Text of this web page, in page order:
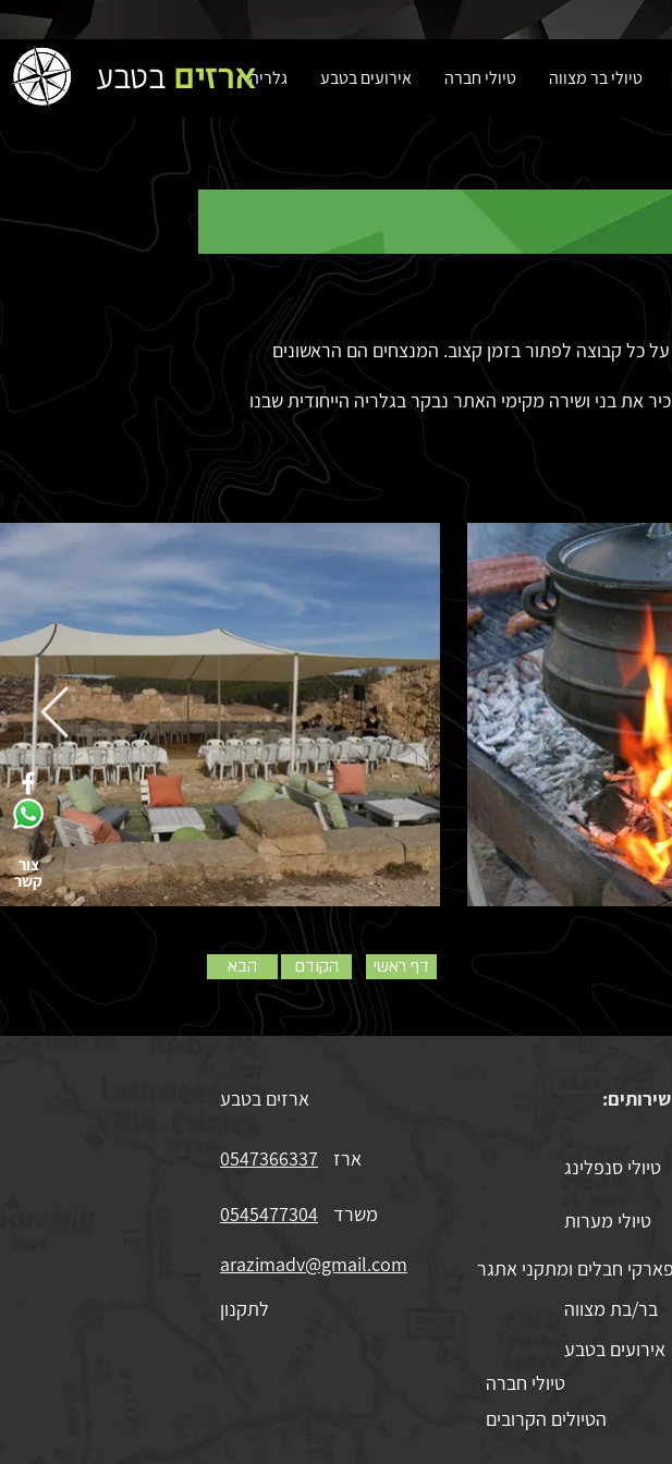
ארזיםבטבע טיולי בר מצווה טיולי חברה אירועים בטבע גלריה
צור
קשר
אשר על כל קבוצה לפתור בזמן קצוב. המנצחים הם הראשונים
את בני ושירה מקימי האתר נבקר בגלריה הייחודית שבנו
הבא הקודם דף ראשי
ארזים בטבע
0547366337
arazimadv@gmail.com
שירותים:
טיולי סנפלינג
טיולי מערות
פארקי חבלים ומתקני אתגר
בר/בת מצווה
אירועים בטבע
טיולי חברה
לתקנון
הטיולים הקרובים
0545477304
ארז
משרד